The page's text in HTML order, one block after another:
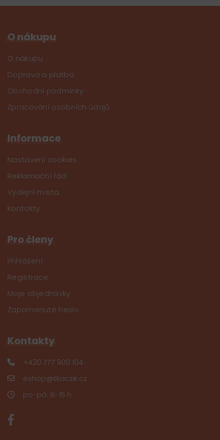
O nákupu
O nákupu
Doprava a platba
Obchodní podmínky
Zpracování osobních údajů
Informace
Nastavení cookies
Reklamační řád
Výdejní místa
Kontakty
Pro členy
Přihlášení
Registrace
Moje objednávky
Zapomenuté heslo
Kontakty
+420 777 900 104
eshop@tkaczik.cz
po-pá: 8-15 h.